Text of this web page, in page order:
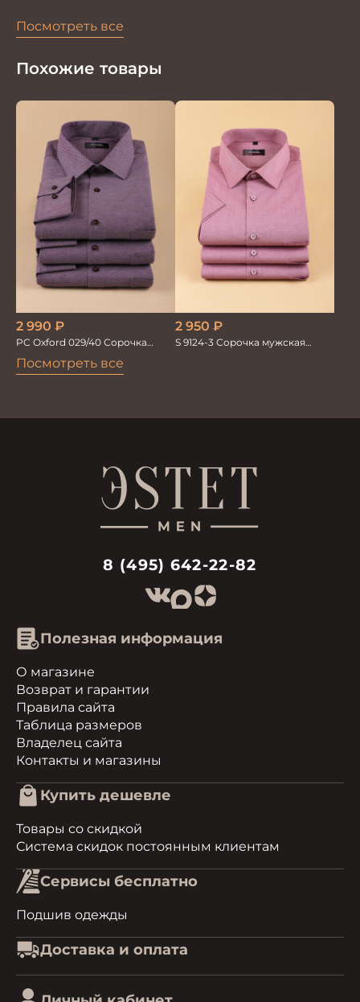
Посмотреть все
Похожие товары
Посмотреть все
2 990 ₽
PC Oxford 029/40 Сорочка
2 950 ₽
S 9124-3 Сорочка мужская
8 (495) 642-22-82
Полезная информация
О магазине
Возврат и гарантии
Правила сайта
Таблица размеров
Владелец сайта
Контакты и магазины
Купить дешевле
Товары со скидкой
Система скидок постоянным клиентам
Сервисы бесплатно
Подшив одежды
Доставка и оплата